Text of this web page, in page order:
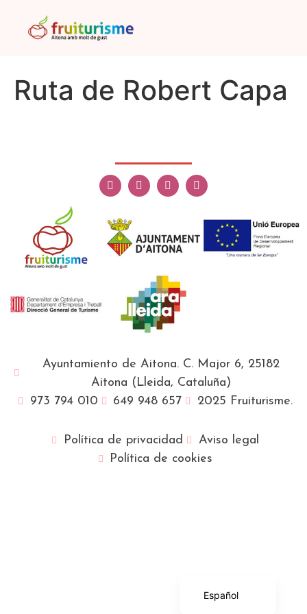
Ruta de Robert Capa
Ayuntamiento de Aitona. C. Major 6, 25182
Aitona (Lleida, Cataluña)
973 794 010
649 948 657 2025 Fruiturisme.
Política de privacidad
Aviso legal
Política de cookies
Español